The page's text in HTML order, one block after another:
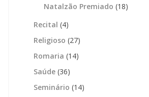
Natalzão Premiado (18)
Recital (4)
Religioso (27)
Romaria (14)
Saúde (36)
Seminário (14)